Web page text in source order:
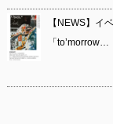
【NEWS】イ
「to’morrow…